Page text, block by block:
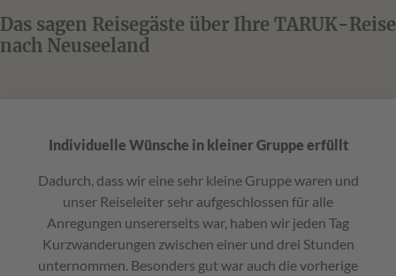
Das sagen Reisegäste über Ihre TARUK-Reise
nach Neuseeland
Individuelle Wünsche in kleiner Gruppe erfüllt
Dadurch, dass wir eine sehr kleine Gruppe waren und
unser Reiseleiter sehr aufgeschlossen für alle
Anregungen unsererseits war, haben wir jeden Tag
Kurzwanderungen zwischen einer und drei Stunden
unternommen. Besonders gut war auch die vorherige